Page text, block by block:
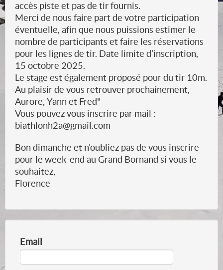
accès piste et pas de tir fournis.
Merci de nous faire part de votre participation
éventuelle, afin que nous puissions estimer le
nombre de participants et faire les réservations
pour les lignes de tir. Date limite d’inscription,
15 octobre 2025.
Le stage est également proposé pour du tir 10m.
Au plaisir de vous retrouver prochainement,
Aurore, Yann et Fred"
Vous pouvez vous inscrire par mail :
biathlonh2a@gmail.com
Bon dimanche et n’oubliez pas de vous inscrire
pour le week-end au Grand Bornand si vous le
souhaitez,
Florence
Email